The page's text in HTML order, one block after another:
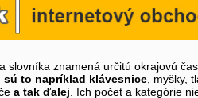
slovníka znamená určitú okrajovú
sú to napríklad klávesnice , myšky,
a tak ďalej . Ich počet a kategórie